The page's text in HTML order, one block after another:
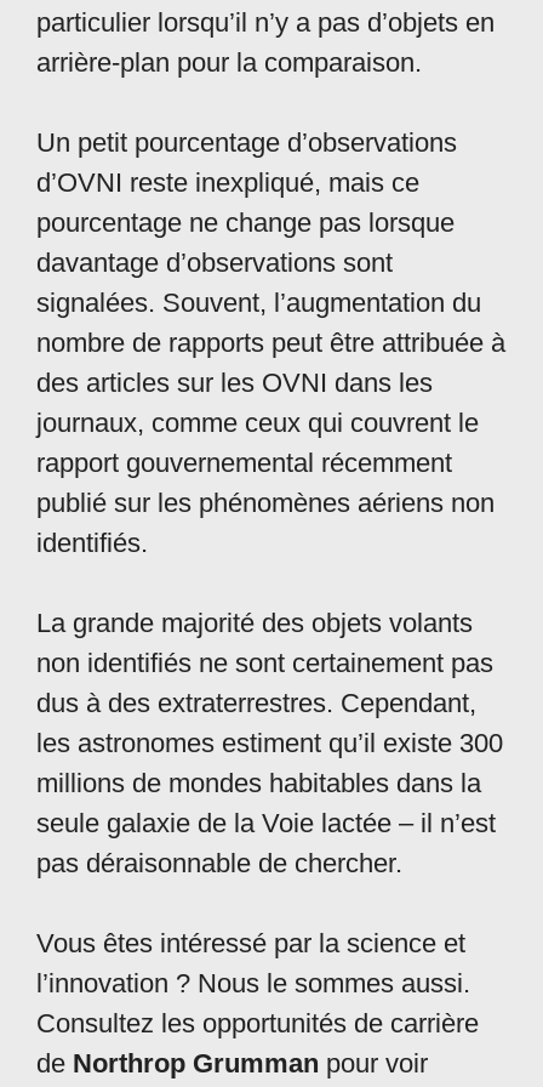
particulier lorsqu’il n’y a pas d’objets en
arrière-plan pour la comparaison.
Un petit pourcentage d’observations
d’OVNI reste inexpliqué, mais ce
pourcentage ne change pas lorsque
davantage d’observations sont
signalées. Souvent, l’augmentation du
nombre de rapports peut être attribuée à
des articles sur les OVNI dans les
journaux, comme ceux qui couvrent le
rapport gouvernemental récemment
publié sur les phénomènes aériens non
identifiés.
La grande majorité des objets volants
non identifiés ne sont certainement pas
dus à des extraterrestres. Cependant,
les astronomes estiment qu’il existe 300
millions de mondes habitables dans la
seule galaxie de la Voie lactée – il n’est
pas déraisonnable de chercher.
Vous êtes intéressé par la science et
l’innovation ? Nous le sommes aussi.
Consultez les opportunités de carrière
de Northrop Grumman pour voir